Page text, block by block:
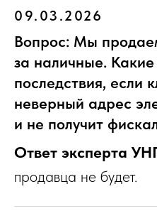
09.03.2026
Вопрос: Мы
за наличные. Какие
последствия, если
неверный адрес
и не получит
Ответ эксперта
продавца не будет.